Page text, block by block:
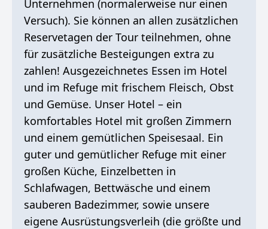
Unternehmen (normalerweise nur einen
Versuch). Sie können an allen zusätzlichen
Reservetagen der Tour teilnehmen, ohne
für zusätzliche Besteigungen extra zu
zahlen! Ausgezeichnetes Essen im Hotel
und im Refuge mit frischem Fleisch, Obst
und Gemüse. Unser Hotel – ein
komfortables Hotel mit großen Zimmern
und einem gemütlichen Speisesaal. Ein
guter und gemütlicher Refuge mit einer
großen Küche, Einzelbetten in
Schlafwagen, Bettwäsche und einem
sauberen Badezimmer, sowie unsere
eigene Ausrüstungsverleih (die größte und